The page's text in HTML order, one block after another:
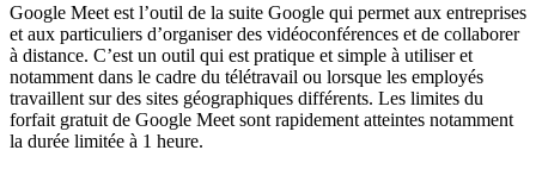
Google Meet est l’outil de la suite Google qui permet aux entreprises
et aux particuliers d’organiser des vidéoconférences et de collaborer
à distance. C’est un outil qui est pratique et simple à utiliser et
notamment dans le cadre du télétravail ou lorsque les employés
travaillent sur des sites géographiques différents. Les limites du
forfait gratuit de Google Meet sont rapidement atteintes notamment
la durée limitée à 1 heure.